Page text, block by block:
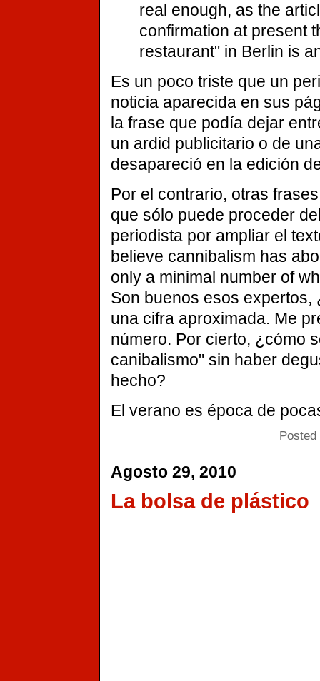
real enough, as the
confirmation at present
restaurant" in Berlin is
Es un poco triste que un
noticia aparecida en sus
la frase que podía dejar
un ardid publicitario o de
desapareció en la edición
Por el contrario, otras
que sólo puede proceder
periodista por ampliar el
believe cannibalism has
only a minimal number of
Son buenos esos
una cifra aproximada. Me
número. Por cierto, ¿cómo
canibalismo" sin haber
hecho?
El verano es época de
Agosto 29, 2010
La bolsa de plástico